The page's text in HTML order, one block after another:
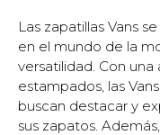
Las zapatillas Vans
en el mundo de la
versatilidad. Con
estampados, las
buscan destacar y
sus zapatos.